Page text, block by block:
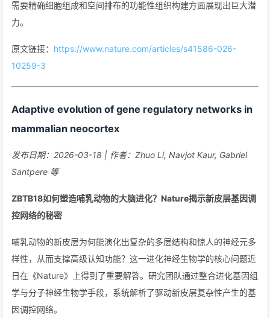
需要精确细胞组成和空间排布的功能性组织构建方面展现出巨大潜
力。
原文链接： https://www.nature.com/articles/s41586-026-
10259-3
Adaptive evolution of gene regulatory networks in
mammalian neocortex
发布日期：2026-03-18 | 作者：Zhuo Li, Navjot Kaur, Gabriel
Santpere 等
ZBTB18如何塑造哺乳动物的大脑进化？Nature揭示新皮层基因调
控网络的秘密
哺乳动物的新皮层为何能演化出复杂的多层结构和惊人的神经元多
样性，从而支撑高级认知功能？这一进化神经生物学的核心问题近
日在《Nature》上得到了重要解答。研究团队通过整合进化基因组
学与分子神经生物学手段，系统解析了驱动新皮层复杂性产生的基
因调控网络。